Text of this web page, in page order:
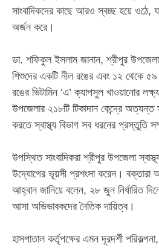
সাংবাদিকদের কাছে আরও স্বচ্ছ হয়ে
অর্জন করে।
‎​ডা. শফিকুল ইসলাম জানান, শ্রীপুর
শিশুদের একটি নীল রঙের এবং ১২ থেকে ৫৯
রঙের ভিটামিন ‘এ’ ক্যাপসুল খাওয়ানোর
উপজেলার ২১৮টি টিকাদান কেন্দ্রে অত্যন্ত
করতে স্বাস্থ্য বিভাগ সব ধরনের প্রস্তুতি
‎​উপস্থিত সাংবাদিকরা শ্রীপুর উপজেলা
উদ্যোগের ভূয়সী প্রশংসা করেন। বক্তারা
আহ্বান জানিয়ে বলেন, ২৮ জুন নির্ধারিত
আসা অভিভাবকদের নৈতিক দায়িত্ব।
‎​হাসপাতাল কর্তৃপক্ষের এমন দূরদর্শী